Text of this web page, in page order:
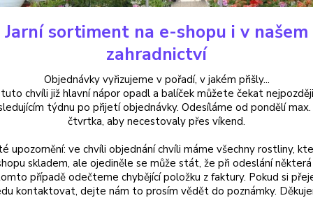
Fuchsie Fuchsini Double Rose-Blue - cena za kus v 3-kusovém balení
Double Rose-Blue - cena
Jarní sortiment na e-shopu i v našem
zahradnictví
Objednávky vyřizujeme v pořadí, v jakém přišly...
chvíli již hlavní nápor opadl a balíček můžete čekat
týdnu po přijetí objednávky. Odesíláme od pondělí
čtvrtka, aby necestovaly přes víkend.
upozornění: ve chvíli objednání chvíli máme všechny rostliny,
skladem, ale ojediněle se může stát, že při odeslání
případě odečteme chybějící položku z faktury. Pokud si
kontaktovat, dejte nám to prosím vědět do poznámky.